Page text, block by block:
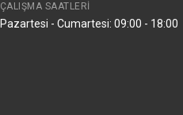
ÇALIŞMA SAATLERI
Pazartesi - Cumartesi: 09:00 - 18:00